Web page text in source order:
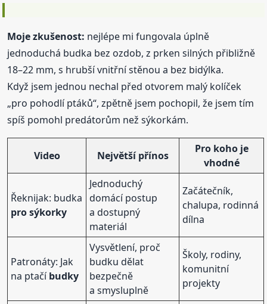
Moje zkušenost: nejlépe mi fungovala úplně
jednoduchá budka bez ozdob, z prken silných přibližně
18–22 mm, s hrubší vnitřní stěnou a bez bidýlka.
Když jsem jednou nechal před otvorem malý kolíček
„pro pohodlí ptáků“, zpětně jsem pochopil, že jsem tím
spíš pomohl predátorům než sýkorkám.
Video Největší přínos
Pro koho je
vhodné
Řeknijak: budka
pro sýkorky
Jednoduchý
domácí postup
a dostupný
materiál
Začátečník,
chalupa, rodinná
dílna
Patronáty: Jak
na ptačíbudky
Vysvětlení, proč
budku dělat
bezpečně
a smysluplně
Školy, rodiny,
komunitní
projekty